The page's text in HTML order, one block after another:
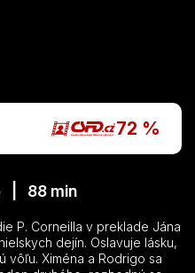
72 %
| 88 min
P. Corneilla v preklade Jána
dejín. Oslavuje lásku,
vôľu. Xiména a Rodrigo sa